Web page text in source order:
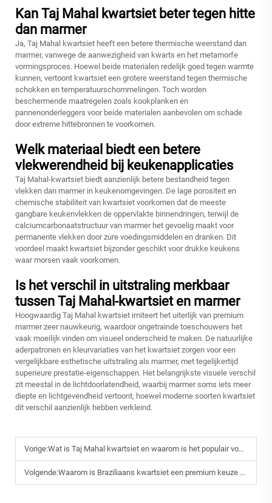
Kan Taj Mahal kwartsiet beter tegen hitte
dan marmer
Ja, Taj Mahal kwartsiet heeft een betere thermische weerstand dan
marmer, vanwege de aanwezigheid van kwarts en het metamorfe
vormingsproces. Hoewel beide materialen redelijk goed tegen warmte
kunnen, vertoont kwartsiet een grotere weerstand tegen thermische
schokken en temperatuurschommelingen. Toch worden
beschermende maatregelen zoals kookplanken en
pannenonderleggers voor beide materialen aanbevolen om schade
door extreme hittebronnen te voorkomen.
Welk materiaal biedt een betere
vlekwerendheid bij keukenapplicaties
Taj Mahal-kwartsiet biedt aanzienlijk betere bestandheid tegen
vlekken dan marmer in keukenomgevingen. De lage porositeit en
chemische stabiliteit van kwartsiet voorkomen dat de meeste
gangbare keukenvlekken de oppervlakte binnendringen, terwijl de
calciumcarbonaatstructuur van marmer het gevoelig maakt voor
permanente vlekken door zure voedingsmiddelen en dranken. Dit
voordeel maakt kwartsiet bijzonder geschikt voor drukke keukens
waar morsen vaak voorkomen.
Is het verschil in uitstraling merkbaar
tussen Taj Mahal-kwartsiet en marmer
Hoogwaardig Taj Mahal kwartsiet imiteert het uiterlijk van premium
marmer zeer nauwkeurig, waardoor ongetrainde toeschouwers het
vaak moeilijk vinden om visueel onderscheid te maken. De natuurlijke
aderpatronen en kleurvariaties van het kwartsiet zorgen voor een
vergelijkbare esthetische uitstraling als marmer, met tegelijkertijd
superieure prestatie-eigenschappen. Het belangrijkste visuele verschil
zit meestal in de lichtdoorlatendheid, waarbij marmer soms iets meer
diepte en lichtgevendheid vertoont, hoewel moderne soorten kwartsiet
dit verschil aanzienlijk hebben verkleind.
Vorige:Wat is Taj Mahal kwartsiet en waarom is het populair voor aanrechtbladen?
Volgende:Waarom is Braziliaans kwartsiet een premium keuze voor luxe aanrechtbladen?